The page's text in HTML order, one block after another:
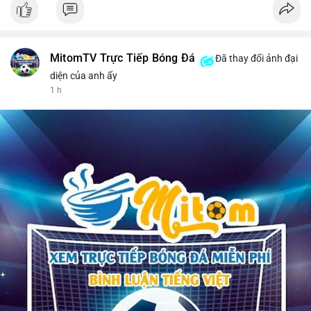
MitomTV Trực Tiếp Bóng Đá
Đã thay đổi ảnh đại
diện của anh ấy
1 h